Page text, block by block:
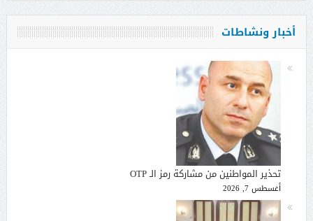
أخبار ونشاطات
تحذير المواطنين من مشاركة رمز الـ OTP
أغسطس 7, 2026